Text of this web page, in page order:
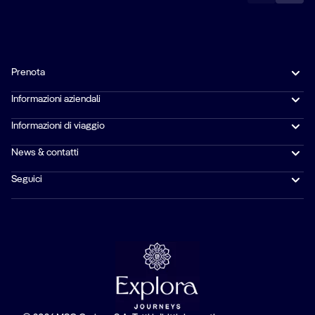
Prenota
Informazioni aziendali
Informazioni di viaggio
News & contatti
Seguici